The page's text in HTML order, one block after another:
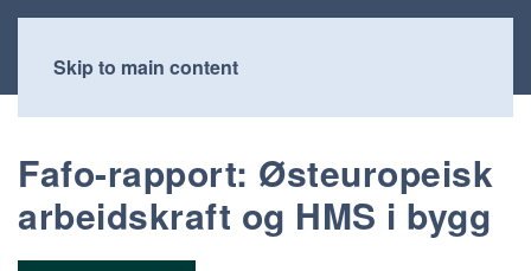
Skip to main content
Fafo-rapport: Østeuropeisk
arbeidskraft og HMS i bygg